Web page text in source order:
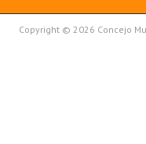
Copyright © 2026 Concejo